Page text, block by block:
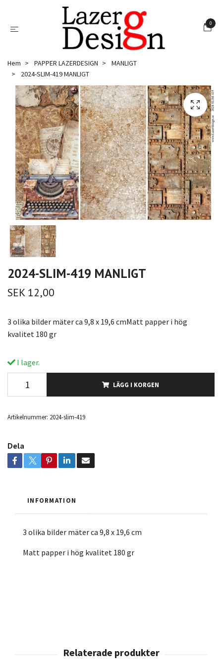
0
Hem PAPPER LAZERDESIGN
MANLIGT
2024-SLIM-419 MANLIGT
2024-SLIM-419 MANLIGT
SEK 12,00
3 olika bilder mäter ca 9,8 x 19,6 cmMatt papper i hög
kvalitet 180 gr
I lager.
LÄGG I KORGEN
Artikelnummer: 2024-slim-419
Dela
INFORMATION
3 olika bilder mäter ca 9,8 x 19,6 cm
Matt papper i hög kvalitet 180 gr